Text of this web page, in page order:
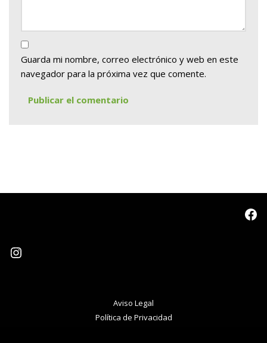
Guarda mi nombre, correo electrónico y web en este
navegador para la próxima vez que comente.
Aviso Legal
Política de Privacidad